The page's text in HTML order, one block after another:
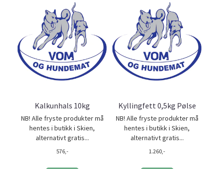
Kalkunhals 10kg
NB! Alle fryste produkter må
hentes i butikk i Skien,
alternativt gratis...
576,-
Kyllingfett 0,5kg Pølse
NB! Alle fryste produkter må
hentes i butikk i Skien,
alternativt gratis...
1.260,-